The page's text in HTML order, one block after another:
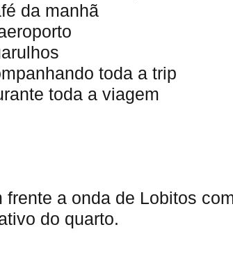
da manhã
toda a trip
toda a viagem
a onda de Lobitos
do quarto.